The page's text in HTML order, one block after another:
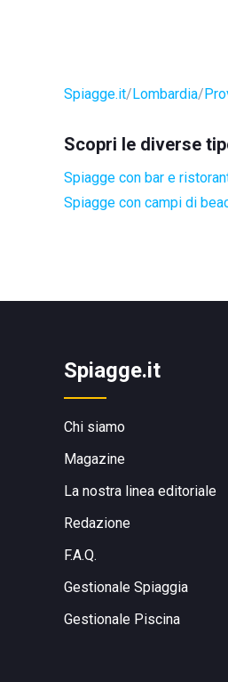
Spiagge.it Lombardia
Scopri le diverse
Spiagge con bar e
Spiagge con campi di
Spiagge.it
Chi siamo
Magazine
La nostra linea editoriale
Redazione
F.A.Q.
Gestionale Spiaggia
Gestionale Piscina